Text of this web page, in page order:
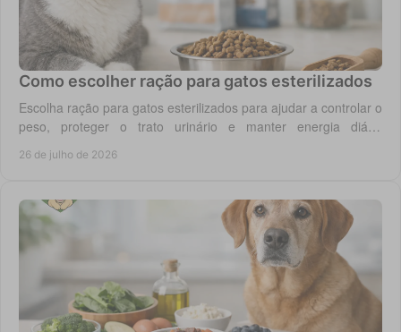
Como escolher ração para gatos esterilizados
Escolha ração para gatos esterilizados para ajudar a controlar o
peso, proteger o trato urinário e manter energia diária
26 de julho de 2026